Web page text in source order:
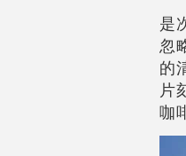
是
忽
的
片
咖